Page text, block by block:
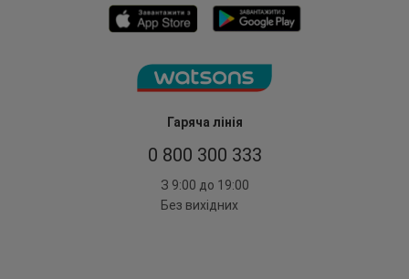
Гаряча лінія
0 800 300 333
З 9:00 до 19:00
Без вихідних